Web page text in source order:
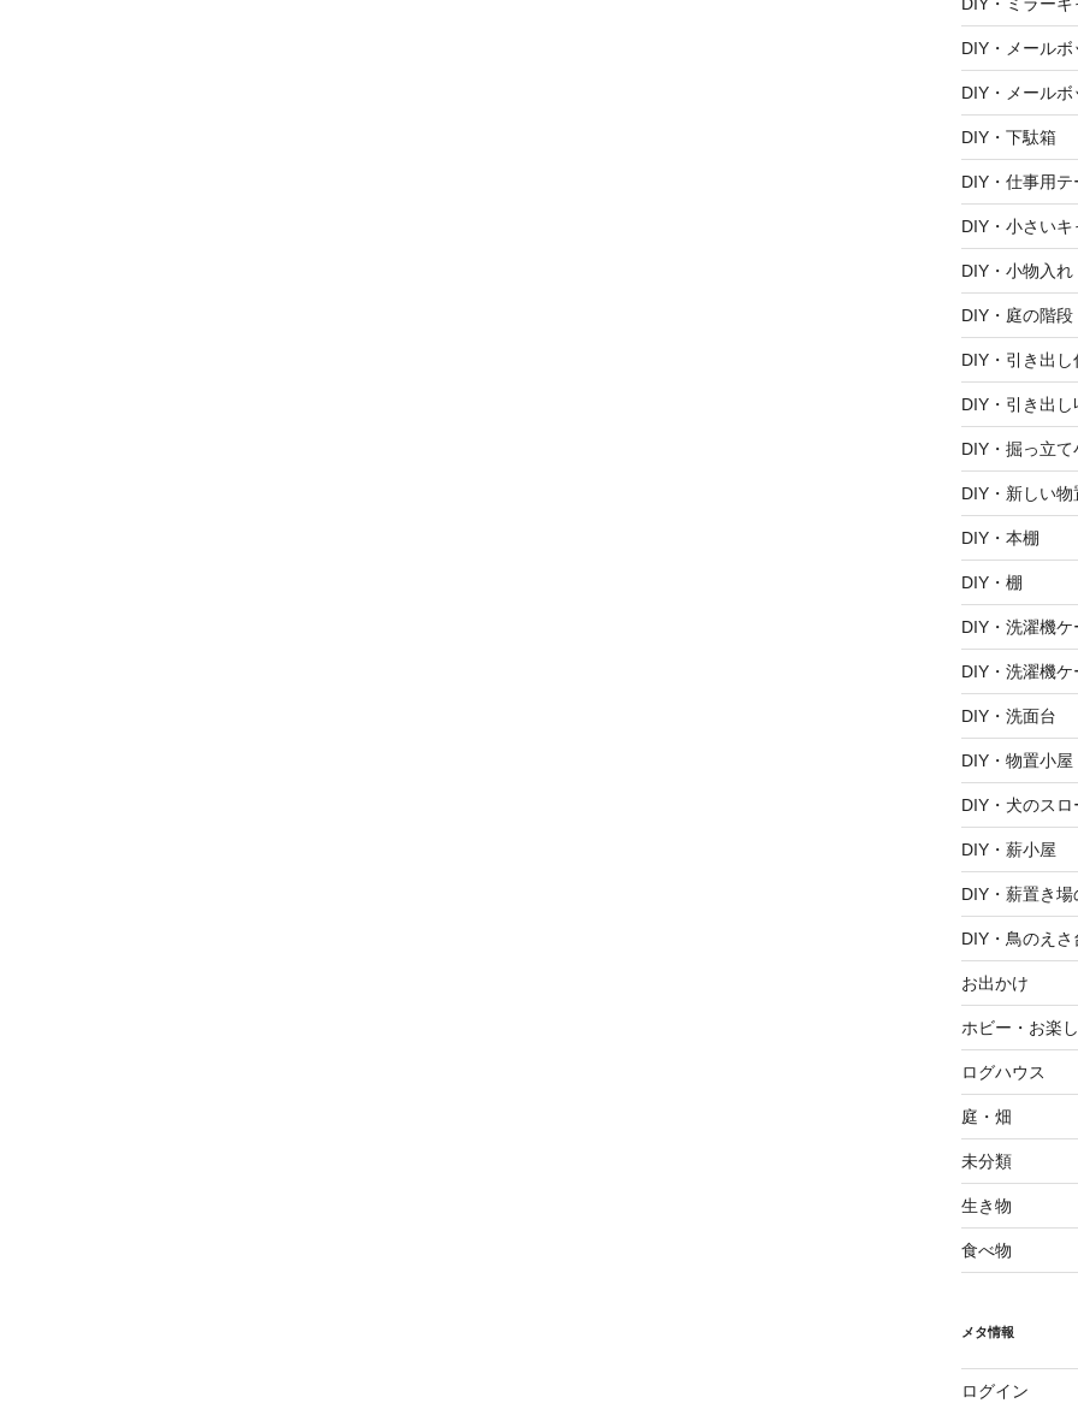
DIY・ミラー
DIY・メールボ
DIY・メール
DIY・下駄箱
DIY・仕事用テ
DIY・小さい
DIY・小物入れ
DIY・庭の階段
DIY・引き出
DIY・引き出し
DIY・掘っ立て
DIY・新しい物
DIY・本棚
DIY・棚
DIY・洗濯機ケ
DIY・洗濯機
DIY・洗面台
DIY・物置小屋
DIY・犬のスロ
DIY・薪小屋
DIY・薪置き場
DIY・鳥のえさ
お出かけ
ホビー・お楽
ログハウス
庭・畑
未分類
生き物
食べ物
メタ情報
ログイン